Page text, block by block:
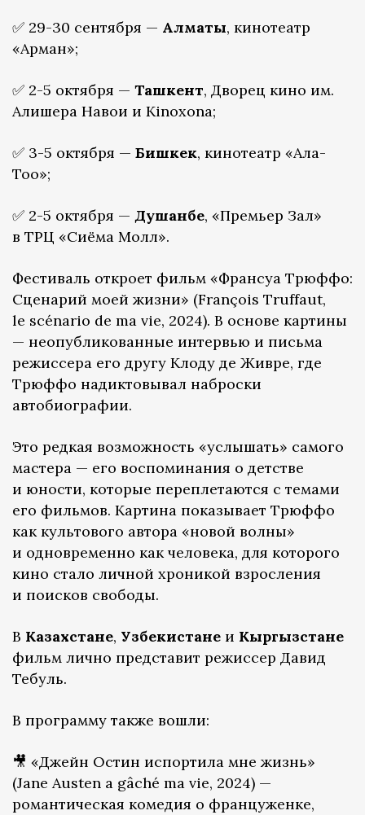
✅ 29-30 сентября — Алматы, кинотеатр
«Арман»;
✅ 2-5 октября — Ташкент, Дворец кино им.
Алишера Навои и Kinoxona;
✅ 3-5 октября — Бишкек, кинотеатр «Ала-
Тоо»;
✅ 2-5 октября — Душанбе, «Премьер Зал»
в ТРЦ «Сиёма Молл».
Фестиваль откроет фильм «Франсуа Трюффо:
Сценарий моей жизни» (François Truffaut,
le scénario de ma vie, 2024). В основе картины
— неопубликованные интервью и письма
режиссера его другу Клоду де Живре, где
Трюффо надиктовывал наброски
автобиографии.
Это редкая возможность «услышать» самого
мастера — его воспоминания о детстве
и юности, которые переплетаются с темами
его фильмов. Картина показывает Трюффо
как культового автора «новой волны»
и одновременно как человека, для которого
кино стало личной хроникой взросления
и поисков свободы.
В Казахстане, Узбекистане и Кыргызстане
фильм лично представит режиссер Давид
Тебуль.
В программу также вошли:
🎥 «Джейн Остин испортила мне жизнь»
(Jane Austen a gâché ma vie, 2024) —
романтическая комедия о француженке,